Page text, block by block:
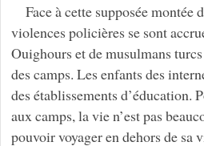
Face à cette supposée montée
violences policières se sont
Ouighours et de musulmans
des camps. Les enfants des
des établissements d’éducation.
aux camps, la vie n’est pas
pouvoir voyager en dehors de sa